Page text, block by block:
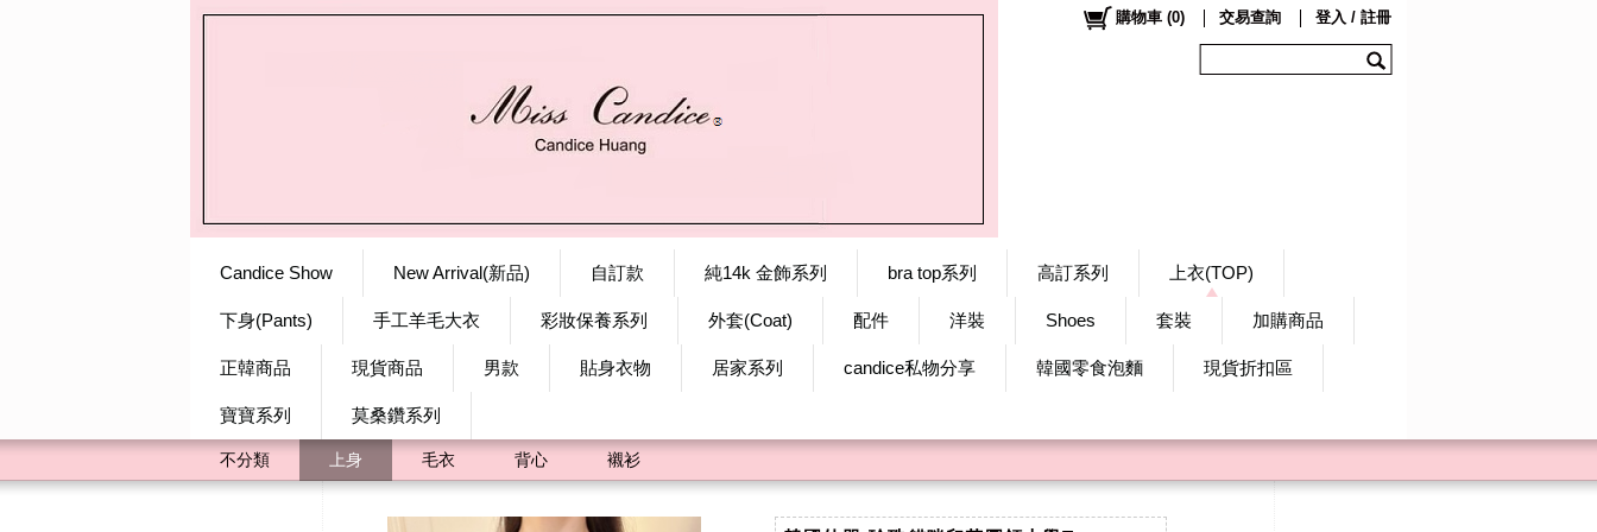
Candice Show New Arrival(新品) 自訂款 純14k 金飾系列 bra top系列 高訂系列 上衣(TOP)
下身(Pants) 手工羊毛大衣 彩妝保養系列 外套(Coat) 配件 洋裝 Shoes 套裝 加購商品
正韓商品 現貨商品 男款 貼身衣物 居家系列 candice私物分享 韓國零食泡麵 現貨折扣區
寶寶系列 莫桑鑽系列
購物車 (0) 交易查詢 登入 / 註冊
不分類 上身 毛衣 背心 襯衫